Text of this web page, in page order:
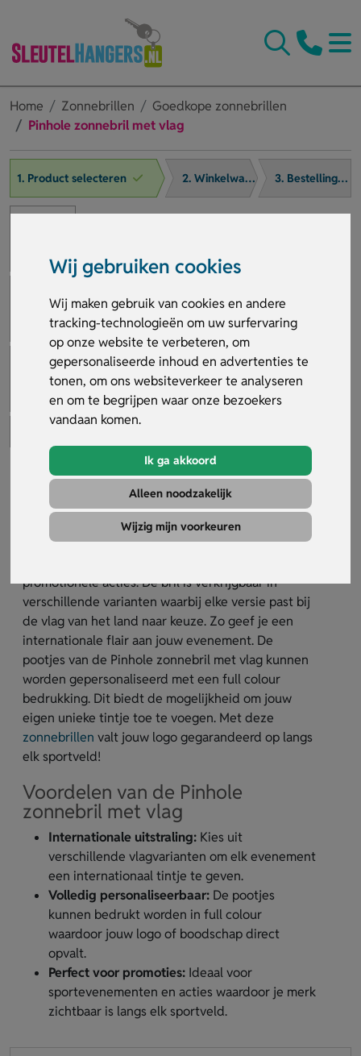
Wij gebruiken cookies
Wij maken gebruik van cookies en andere
tracking-technologieën om uw surfervaring
op onze website te verbeteren, om
gepersonaliseerde inhoud en advertenties te
tonen, om ons websiteverkeer te analyseren
en om te begrijpen waar onze bezoekers
vandaan komen.
Ik ga akkoord
Alleen noodzakelijk
Wijzig mijn voorkeuren
Home Zonnebrillen
Goedkope zonnebrillen
Pinhole zonnebril met vlag
1. Product selecteren 2. Winkelwagen 3. Bestelling afronden
Pinhole zonnebril met vlag
Artikelnummer:27632
De Pinhole zonnebril met vlag is de ideale
promotionele acties. De bril is verkrijgbaar in
verschillende varianten waarbij elke versie past bij
de vlag van het land naar keuze. Zo geef je een
internationale flair aan jouw evenement. De
pootjes van de Pinhole zonnebril met vlag kunnen
worden gepersonaliseerd met een full colour
bedrukking. Dit biedt de mogelijkheid om jouw
eigen unieke tintje toe te voegen. Met deze
zonnebrillen valt jouw logo gegarandeerd op langs
elk sportveld!
Voordelen van de Pinhole
zonnebril met vlag
Internationale uitstraling: Kies uit
verschillende vlagvarianten om elk evenement
een internationaal tintje te geven.
Volledig personaliseerbaar: De pootjes
kunnen bedrukt worden in full colour
waardoor jouw logo of boodschap direct
opvalt.
Perfect voor promoties: Ideaal voor
sportevenementen en acties waardoor je merk
zichtbaar is langs elk sportveld.